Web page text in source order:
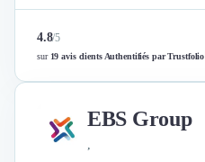
Nettoyage & Ménage
Clubs & Réseaux Professionnels
Espaces de Coworking
4.8/5
sur 19 avis clients Authentifiés par Trustfolio
EBS Group